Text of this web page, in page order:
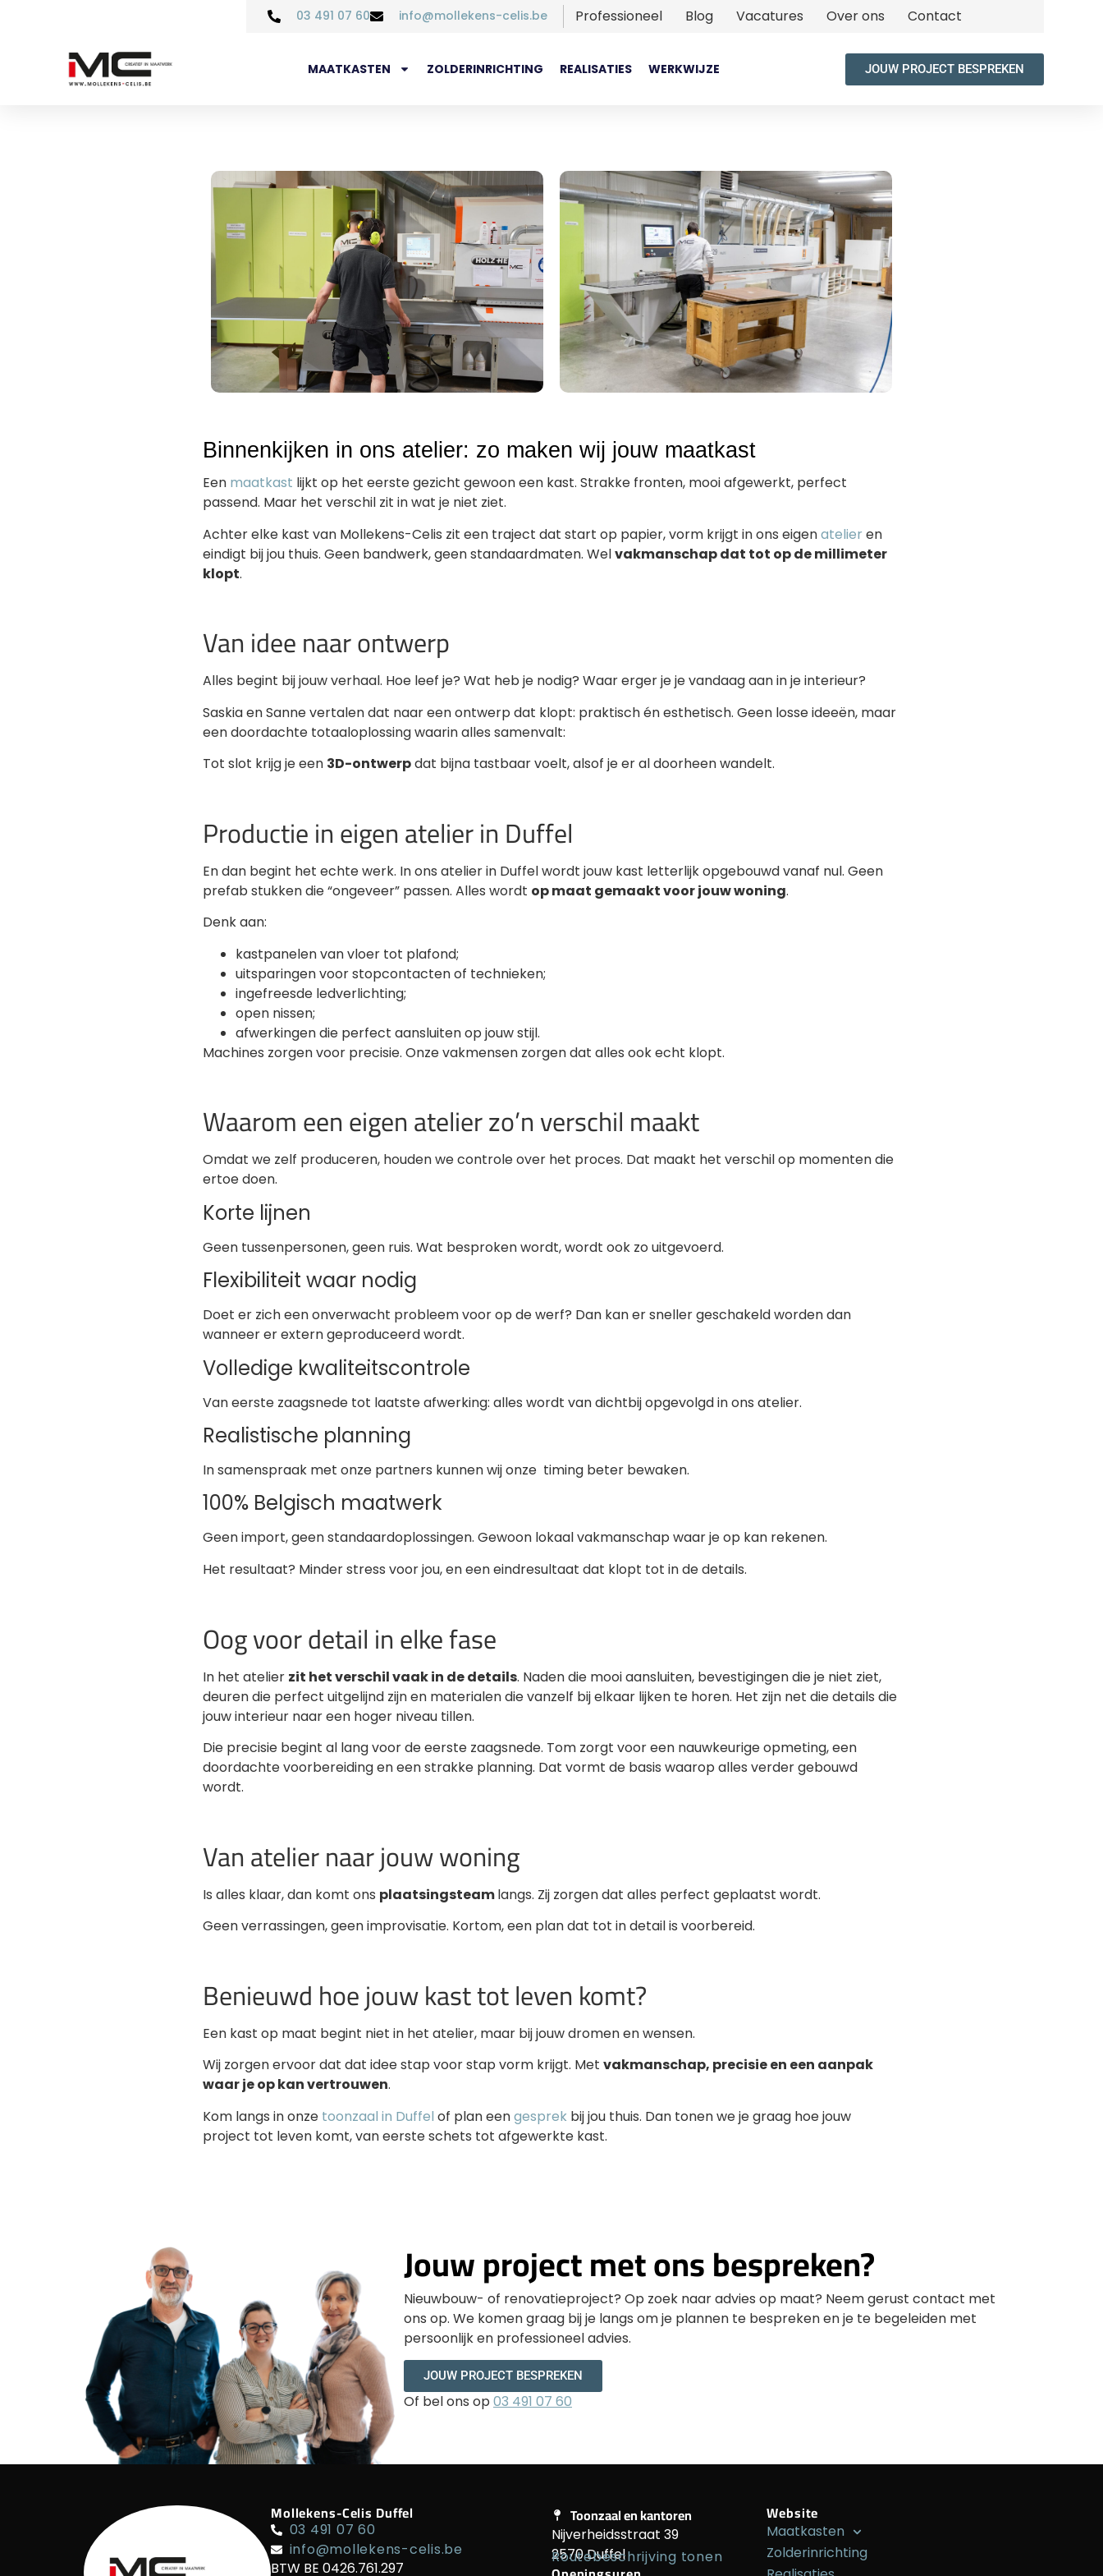
03 491 07 60 info@mollekens-celis.be Professioneel Blog Vacatures Over ons Contact
MAATKASTEN ZOLDERINRICHTING REALISATIES WERKWIJZE JOUW PROJECT BESPREKEN
Binnenkijken in ons atelier: zo maken wij jouw maatkast
Een maatkast lijkt op het eerste gezicht gewoon een kast. Strakke fronten, mooi afgewerkt, perfect
passend. Maar het verschil zit in wat je niet ziet.
Achter elke kast van Mollekens-Celis zit een traject dat start op papier, vorm krijgt in ons eigenatelier en
eindigt bij jou thuis. Geen bandwerk, geen standaardmaten. Welvakmanschap dat tot op de millimeter
klopt.
Van idee naar ontwerp
Alles begint bij jouw verhaal. Hoe leef je? Wat heb je nodig? Waar erger je je vandaag aan in je interieur?
Saskia en Sanne vertalen dat naar een ontwerp dat klopt: praktisch én esthetisch. Geen losse ideeën, maar
een doordachte totaaloplossing waarin alles samenvalt:
Tot slot krijg je een 3D-ontwerpdat bijna tastbaar voelt, alsof je er al doorheen wandelt.
Productie in eigen atelier in Duffel
En dan begint het echte werk. In ons atelier in Duffel wordt jouw kast letterlijk opgebouwd vanaf nul. Geen
prefab stukken die “ongeveer” passen. Alles wordt op maat gemaakt voor jouw woning.
Denk aan:
kastpanelen van vloer tot plafond;
uitsparingen voor stopcontacten of technieken;
ingefreesde ledverlichting;
open nissen;
afwerkingen die perfect aansluiten op jouw stijl.
Machines zorgen voor precisie. Onze vakmensen zorgen dat alles ook echt klopt.
Waarom een eigen atelier zo’n verschil maakt
Omdat we zelf produceren, houden we controle over het proces. Dat maakt het verschil op momenten die
ertoe doen.
Korte lijnen
Geen tussenpersonen, geen ruis. Wat besproken wordt, wordt ook zo uitgevoerd.
Flexibiliteit waar nodig
Doet er zich een onverwacht probleem voor op de werf? Dan kan er sneller geschakeld worden dan
wanneer er extern geproduceerd wordt.
Volledige kwaliteitscontrole
Van eerste zaagsnede tot laatste afwerking: alles wordt van dichtbij opgevolgd in ons atelier.
Realistische planning
In samenspraak met onze partners kunnen wij onze timing beter bewaken.
100% Belgisch maatwerk
Geen import, geen standaardoplossingen. Gewoon lokaal vakmanschap waar je op kan rekenen.
Het resultaat? Minder stress voor jou, en een eindresultaat dat klopt tot in de details.
Oog voor detail in elke fase
In het atelier zit het verschil vaak in de details. Naden die mooi aansluiten, bevestigingen die je niet ziet,
deuren die perfect uitgelijnd zijn en materialen die vanzelf bij elkaar lijken te horen. Het zijn net die details die
jouw interieur naar een hoger niveau tillen.
Die precisie begint al lang voor de eerste zaagsnede. Tom zorgt voor een nauwkeurige opmeting, een
doordachte voorbereiding en een strakke planning. Dat vormt de basis waarop alles verder gebouwd
wordt.
Van atelier naar jouw woning
Is alles klaar, dan komt ons plaatsingsteamlangs. Zij zorgen dat alles perfect geplaatst wordt.
Geen verrassingen, geen improvisatie. Kortom, een plan dat tot in detail is voorbereid.
Benieuwd hoe jouw kast tot leven komt?
Een kast op maat begint niet in het atelier, maar bij jouw dromen en wensen.
Wij zorgen ervoor dat dat idee stap voor stap vorm krijgt. Met vakmanschap, precisie en een aanpak
waar je op kan vertrouwen.
Kom langs in onze toonzaal in Duffel of plan eengesprek bij jou thuis. Dan tonen we je graag hoe jouw
project tot leven komt, van eerste schets tot afgewerkte kast.
Jouw project met ons bespreken?
Nieuwbouw- of renovatieproject? Op zoek naar advies op maat? Neem gerust contact met
ons op. We komen graag bij je langs om je plannen te bespreken en je te begeleiden met
persoonlijk en professioneel advies.
JOUW PROJECT BESPREKEN
Of bel ons op 03 491 07 60
Mollekens-Celis Duffel
03 491 07 60
info@mollekens-celis.be
BTW BE 0426.761.297
Toonzaal en kantoren
Nijverheidsstraat 39
2570 Duffel
Routebeschrijving tonen
Website
Maatkasten
Zolderinrichting